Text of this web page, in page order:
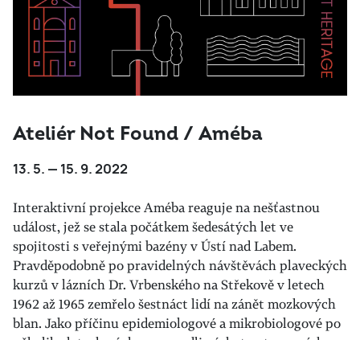
Ateliér Not Found / Améba
13. 5. — 15. 9. 2022
Interaktivní projekce Améba reaguje na nešťastnou
událost, jež se stala počátkem šedesátých let ve
spojitosti s veřejnými bazény v Ústí nad Labem.
Pravděpodobně po pravidelných návštěvách plaveckých
kurzů v lázních Dr. Vrbenského na Střekově v letech
1962 až 1965 zemřelo šestnáct lidí na zánět mozkových
blan. Jako příčinu epidemiologové a mikrobiologové po